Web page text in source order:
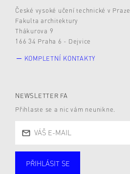
České vysoké učení technické v Praze
Fakulta architektury
Thákurova 9
166 34 Praha 6 - Dejvice
KOMPLETNÍ KONTAKTY
NEWSLETTER FA
Přihlaste se a nic vám neunikne.
PŘIHLÁSIT SE